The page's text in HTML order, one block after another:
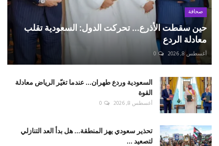
صحافة
حين سقطت الأذرع... تحركت الدول: السعودية تقلب
معادلة الردع
أغسطس 8, 2026 0
السعودية وردع طهران... عندما تغيّر الرياض معادلة
القوة
أغسطس 8, 2026 0
تحذير سعودي يهز المنطقة... هل بدأ العد التنازلي
لتصعيد ...